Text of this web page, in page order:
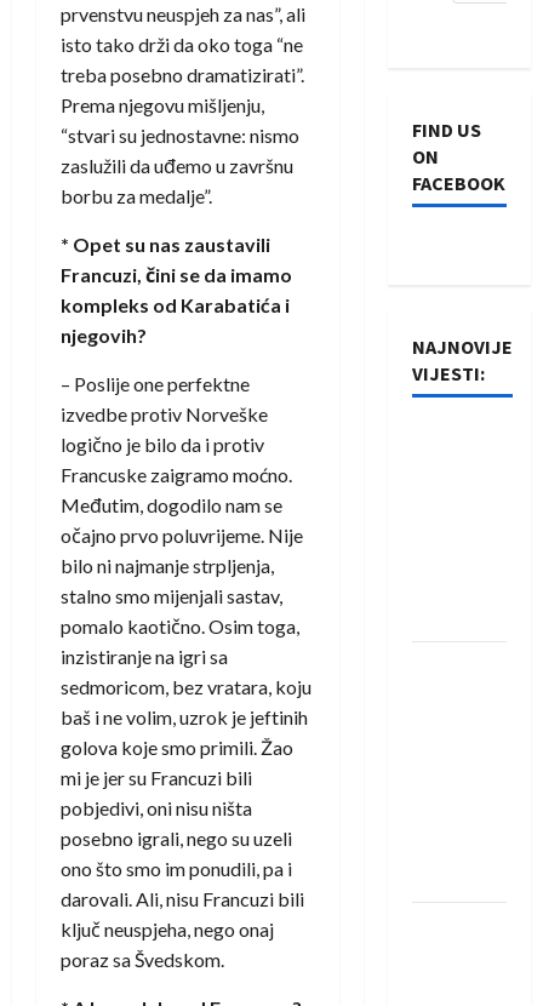
prvenstvu neuspjeh za nas”, ali
isto tako drži da oko toga “ne
treba posebno dramatizirati”.
Prema njegovu mišljenju,
“stvari su jednostavne: nismo
zaslužili da uđemo u završnu
borbu za medalje”.
* Opet su nas zaustavili
Francuzi, čini se da imamo
kompleks od Karabatića i
njegovih?
– Poslije one perfektne
izvedbe protiv Norveške
logično je bilo da i protiv
Francuske zaigramo moćno.
Međutim, dogodilo nam se
očajno prvo poluvrijeme. Nije
bilo ni najmanje strpljenja,
stalno smo mijenjali sastav,
pomalo kaotično. Osim toga,
inzistiranje na igri sa
sedmoricom, bez vratara, koju
baš i ne volim, uzrok je jeftinih
golova koje smo primili. Žao
mi je jer su Francuzi bili
pobjedivi, oni nisu ništa
posebno igrali, nego su uzeli
ono što smo im ponudili, pa i
darovali. Ali, nisu Francuzi bili
ključ neuspjeha, nego onaj
poraz sa Švedskom.
FIND US
ON
FACEBOOK
NAJNOVIJE
VIJESTI: